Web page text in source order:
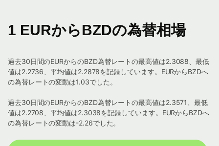
1 EURからBZDの為替相場
過去30日間のEURからのBZD為替レートの最高値は2.3088、最低
値は2.2736、平均値は2.2878を記録しています。EURからBZDへ
の為替レートの変動は1.03でした。
過去30日間のEURからのBZD為替レートの最高値は2.3571、最低
値は2.2708、平均値は2.3038を記録しています。EURからBZDへ
の為替レートの変動は-2.26でした。